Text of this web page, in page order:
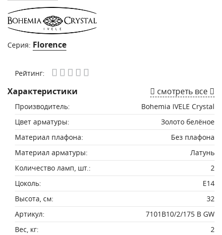
Серия: Florence
Рейтинг:
Характеристики смотреть все
Производитель:
Bohemia IVELE Crystal
Цвет арматуры:
Золото белёное
Материал плафона:
Без плафона
Материал арматуры:
Латунь
Количество ламп, шт.:
2
Цоколь:
E14
Высота, см:
32
Артикул:
7101B10/2/175 B GW
Вес, кг:
2